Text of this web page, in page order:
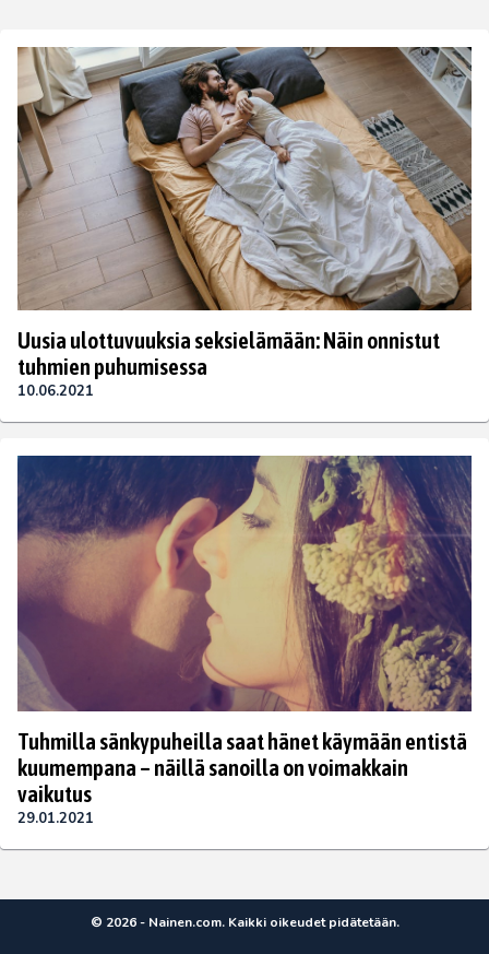
Uusia ulottuvuuksia seksielämään: Näin onnistut
tuhmien puhumisessa
10.06.2021
Tuhmilla sänkypuheilla saat hänet käymään entistä
kuumempana – näillä sanoilla on voimakkain
vaikutus
29.01.2021
© 2026 - Nainen.com. Kaikki oikeudet pidätetään.